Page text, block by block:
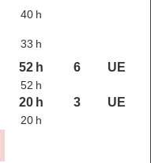
40 h
33 h
52 h 6 UE
52 h
20 h 3 UE
20 h